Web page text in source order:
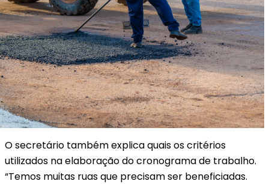
O secretário também explica quais os critérios
utilizados na elaboração do cronograma de trabalho.
“Temos muitas ruas que precisam ser beneficiadas.